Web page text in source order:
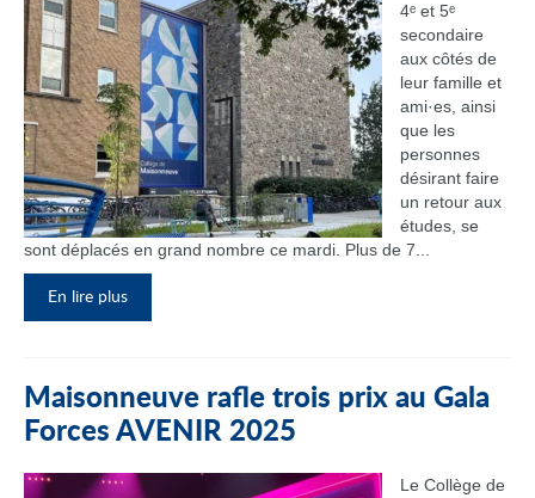
4ᵉ et 5ᵉ
secondaire
aux côtés de
leur famille et
ami·es, ainsi
que les
personnes
désirant faire
un retour aux
études, se
sont déplacés en grand nombre ce mardi. Plus de 7...
En lire plus
Maisonneuve rafle trois prix au Gala
Forces AVENIR 2025
Le Collège de